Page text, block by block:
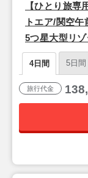
【ひとり旅専
トエア/関空
5つ星大型リ
イーンズパー
4日間 5日間
旅行代金